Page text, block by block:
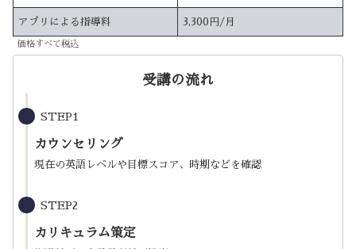
アプリによる指導料 3,300円/月
価格すべて税込
受講の流れ
STEP1
カウンセリング
現在の英語レベルや目標スコア、時期などを確認
STEP2
カリキュラム策定